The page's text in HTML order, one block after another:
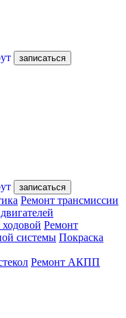
записаться
записаться
Ремонт трансмиссии
Ремонт
системы Покраска
Ремонт АКПП